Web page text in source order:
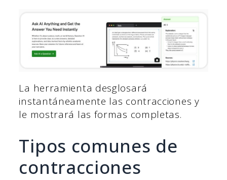
La herramienta desglosará
instantáneamente las contracciones y
le mostrará las formas completas.
Tipos comunes de
contracciones